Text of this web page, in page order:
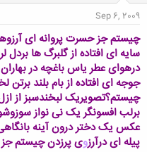
Sep 6, 2009
چیستم جز حسرت پروانه ای
سایه ای افتاده از گلبرگ ها
درهوای عطر یاس باغچه در
جوجه ای افتاده از بام بلند برتن
چیستم؟تصویریک لبخندسبز از
برلب افسونگر یک نی نواز
عکس یک دختر درون آینه
پیله ای درآرزوی پرزدن چیستم